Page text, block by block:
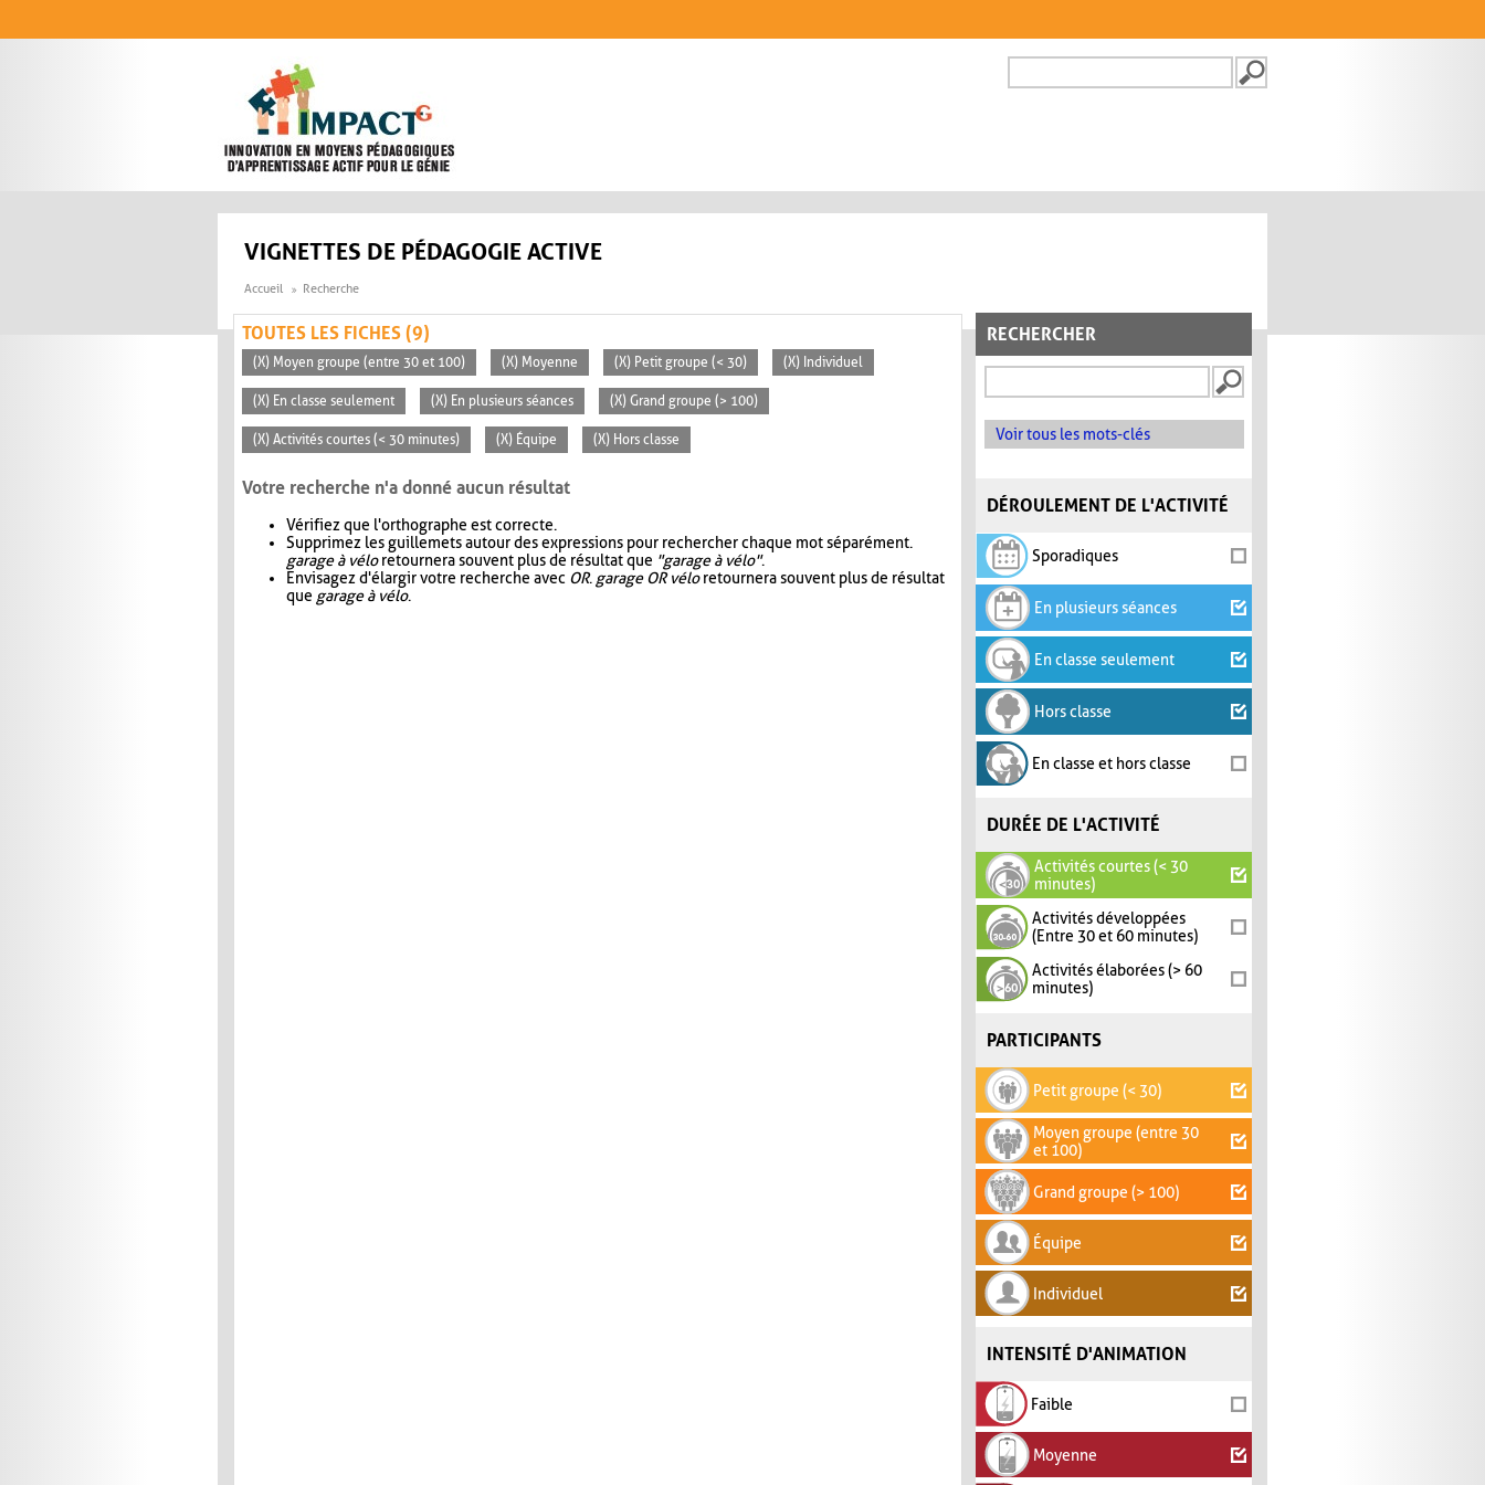
FORMULAIRE DE
VIGNETTES DE PÉDAGOGIE ACTIVE
Accueil Recherche
RECHERCHER
Voir tous les mots-clés
DÉROULEMENT DE L'ACTIVITÉ
Sporadiques
En plusieurs séances
En classe seulement
Hors classe
En classe et hors classe
DURÉE DE L'ACTIVITÉ
Activités courtes (< 30
minutes)
Activités développées
(Entre 30 et 60 minutes)
Activités élaborées (> 60
minutes)
PARTICIPANTS
Petit groupe (< 30)
Moyen groupe (entre 30
et 100)
Grand groupe (> 100)
Équipe
Individuel
INTENSITÉ D'ANIMATION
Faible
Moyenne
TOUTES LES FICHES (9)
(X) Moyen groupe (entre 30 et 100) (X) Moyenne (X) Petit groupe (< 30) (X) Individuel
(X) En classe seulement (X) En plusieurs séances (X) Grand groupe (> 100)
(X) Activités courtes (< 30 minutes) (X) Équipe (X) Hors classe
Votre recherche n'a donné aucun résultat
Vérifiez que l'orthographe est correcte.
Supprimez les guillemets autour des expressions pour rechercher chaque mot séparément.
garage à véloretournera souvent plus de résultat que "garage à vélo".
Envisagez d'élargir votre recherche avec OR. garage OR véloretournera souvent plus de résultat
que garage à vélo.